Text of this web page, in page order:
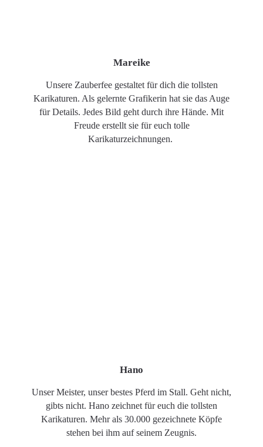
Mareike
Unsere Zauberfee gestaltet für dich die tollsten
Karikaturen. Als gelernte Grafikerin hat sie das Auge
für Details. Jedes Bild geht durch ihre Hände. Mit
Freude erstellt sie für euch tolle
Karikaturzeichnungen.
Hano
Unser Meister, unser bestes Pferd im Stall. Geht nicht,
gibts nicht. Hano zeichnet für euch die tollsten
Karikaturen. Mehr als 30.000 gezeichnete Köpfe
stehen bei ihm auf seinem Zeugnis.